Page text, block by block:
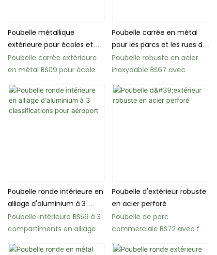
Poubelle métallique
extérieure pour écoles et
espaces publics
Poubelle carrée extérieure
en métal BS09 pour écoles
et parcs
Poubelle carrée en métal
pour les parcs et les rues de
la ville
Poubelle robuste en acier
inoxydable BS67 avec
revêtement DuPont
Poubelle ronde intérieure en
alliage d'aluminium à 3
classifications pour aéroport
Poubelle intérieure BS59 à 3
compartiments en alliage
d'aluminium pour aéroports
Poubelle d'extérieur robuste
en acier perforé
Poubelle de parc
commerciale BS72 avec fût
intérieur